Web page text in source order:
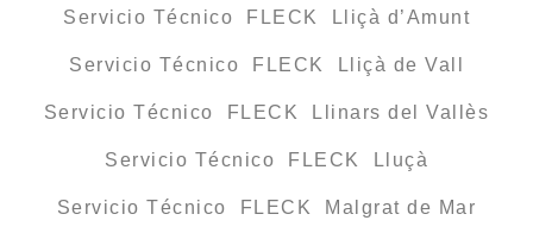
Servicio Técnico FLECK Lliçà d’Amunt
Servicio Técnico FLECK Lliçà de Vall
Servicio Técnico FLECK Llinars del Vallès
Servicio Técnico FLECK Lluçà
Servicio Técnico FLECK Malgrat de Mar